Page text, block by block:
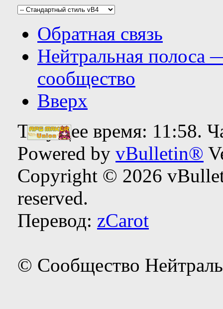
Обратная связь
Нейтральная полоса
сообщество
Вверх
Текущее время: 11:58.
Powered by vBulletin®
Copyright © 2026
reserved.
Перевод: zCarot
© Сообщество